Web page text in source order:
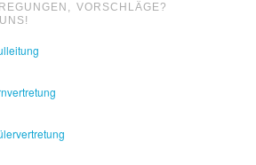
VORSCHLÄGE?